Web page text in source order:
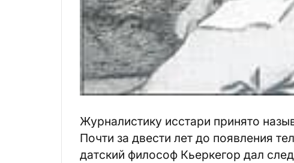
Журналистику исстари принято
Почти за двести лет до появления
датский философ Кьеркегор дал